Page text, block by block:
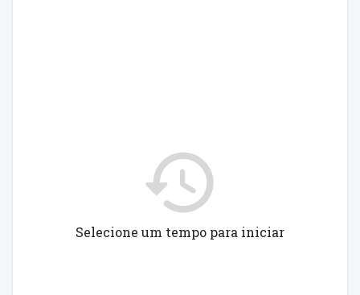
Selecione um tempo para iniciar